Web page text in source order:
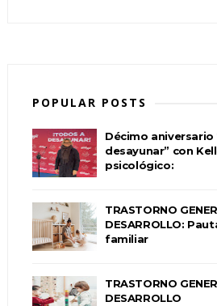
POPULAR POSTS
Décimo aniversario
desayunar” con
psicológico:
TRASTORNO
DESARROLLO:
familiar
TRASTORNO
DESARROLLO